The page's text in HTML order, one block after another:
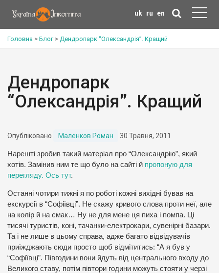
uk ru en
Головна > Блог> Дендропарк “Олександрія”. Кращий
Дендропарк
“Олександрія”. Кращий
Опубліковано Маленков Роман 30 Травня, 2011
Нарешті зробив такий матеріал про “Олександрію”, який
хотів. Замінив ним те що було на сайті й пропоную для
перегляду. Ось тут.
Останні чотири тижні я по роботі кожні вихідні бував на
екскурсії в “Софіївці”. Не скажу кривого слова проти неї, але
на колір й на смак… Ну не для мене ця пиха і помпа. Ці
тисячі туристів, коні, тачанки-електрокари, сувенірні базари.
Та і не лише в цьому справа, адже багато відвідувачів
приїжджають сюди просто щоб відмітитись: “А я був у
“Софіївці”. Півгодини вони йдуть від центрального входу до
Великого ставу, потім півтори години можуть стояти у черзі